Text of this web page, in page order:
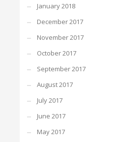
January 2018
December 2017
November 2017
October 2017
September 2017
August 2017
July 2017
June 2017
May 2017